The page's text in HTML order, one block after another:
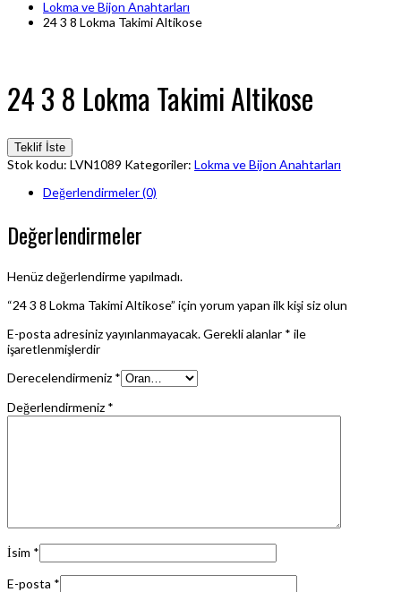
Lokma ve Bijon Anahtarları
24 3 8 Lokma Takimi Altikose
24 3 8 Lokma Takimi Altikose
Teklif İste
Stok kodu: LVN1089 Kategoriler: Lokma ve Bijon Anahtarları
Değerlendirmeler (0)
Değerlendirmeler
Henüz değerlendirme yapılmadı.
“24 3 8 Lokma Takimi Altikose” için yorum yapan ilk kişi siz olun
E-posta adresiniz yayınlanmayacak.Gerekli alanlar * ile
işaretlenmişlerdir
Derecelendirmeniz *
Değerlendirmeniz *
İsim *
E-posta *